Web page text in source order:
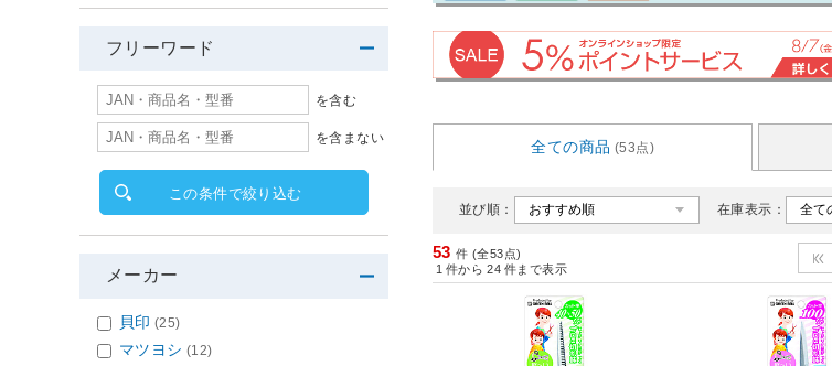
全ての商品 (53点)
並び順： 在庫表示：
53 件 (全53点)
1 件から 24 件まで表示
フリーワード
を含む
を含まない
この条件で絞り込む
メーカー
貝印 (25)
マツヨシ (12)